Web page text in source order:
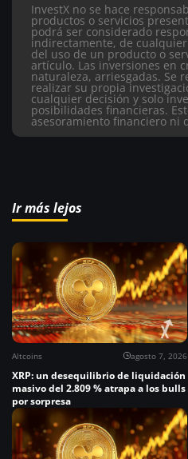
InvestX no se hace
productos o servicios
podrá ser considerado
indirectamente, de
del uso de un producto o
artículo. Las inversiones en
naturaleza, arriesgadas. Se
realizar su propia
cualquier decisión y solo
posibilidades financieras.
asesoramiento financiero ni
Ir más lejos
Altcoins agosto 7, 2026
XRP: un desequilibrio de liquidación
masivo del 2.809 % atrapa a los bulls
por sorpresa